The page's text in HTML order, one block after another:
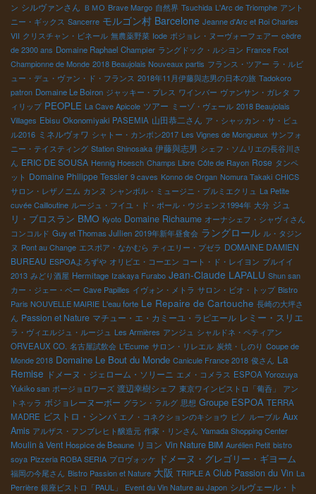
ン シルヴァンさん ＢＭО Brave Margo 自然界 Tsuchida L'Arc de Triomphe アント
ニー・ギックス Sancerre モルゴン村 Barcelone Jeanne d'Arc et Roi Charles
VII クリスチャン・ビネール 無農薬野菜 Iode ボジョレ・ヌーヴォーフェアー cèdre
de 2300 ans Domaine Raphael Champier ラングドック・ルシヨン France Foot
Championne de Monde 2018 Beaujolais Nouveaux partis フランス・ツアー ラ・ルビ
ュー・デュ・ヴァン・ド・フランス 2018年11月伊藤與志男の日本の旅 Tadokoro
patron Domaine Le Boiron ジャッキー・プレス ワインバー ヴァンサン・ガレタ フ
ィリップ PEOPLE La Cave Apicole ツアー ミーゾ・ヴェール 2018 Beaujolais
Villages Ebisu Okonomiyaki PASEMIA 山田恭二さん ア・シャッカン・サ・ビュ
ル2016 ミネルヴォワ シャトー・カンボン2017 Les Vignes de Mongueux サンフォ
ニー・テイスティング Station Shinosaka 伊藤與志男 シェフ・ソムリエの長谷川さ
ん ERIC DE SOUSA Hennig Hoesch Champs Libre Côte de Rayon Rose タンペ
ット Domaine Philippe Tessier 9 caves Konno de Organ Nomura Takaki CHICS
サロン・レザノニム カンヌ シャンボル・ミュージニ・プルミエクリュ La Petite
cuvée Cailloutine ルージュ・フイユ・ド・ポール・ウジェンヌ1994年 大分 ジュ
リ・ブロスラン BMO Kyoto Domaine Richaume オーナシェフ・シャヴィさん
コンコルド Guy et Thomas Jullien 2019年新年昼食会 ラングロール ル・タジン
ヌ Pont au Change エスポア・なかむら ティエリー・プゼラ DOMAINE DAMIEN
BUREAU ESPOAよろずや オリビエ・コーエン コート・ド・レイヨン ブルイイ
2013 みどり酒屋 Hermitage Izakaya Furabo Jean-Claude LAPALU Shun san
カー・ジェー・ベー Cave Papilles イヴォン・メトラ サロン・ビオ・トップ Bistro
Paris NOUVELLE MAIRIE L'eau forte Le Repaire de Cartouche 長崎の大坪さ
ん Passion et Nature マチュー・エ・カミーユ・ラピエール レミー・スリエ
ラ・ヴィエルジュ・ルージュ Les Armières アンジュ シャルドネ・ペティアン
ORVEAUX CO. 名古屋試飲会 L'Ecume サロン・リレエル 炭焼・しのり Coupe de
Monde 2018 Domaine Le Bout du Monde Canicule France 2018 俊さん La
Remise ドメーヌ・ジェローム・ソリーニ エメ・コメラス ESPOA Yorozuya
Yukiko san ボージョロワーズ 渡辺幸樹シェフ 東京ワインビストロ「葡呑」
アン
トネッラ ボジョレーヌーボー グラン・ラルグ 思想 Groupe ESPOA TERRA
MADRE ビストロ・シンバ エノ・コネクションのキショウ ピノ ルーブル Aux
Amis アルザス・フンブレヒト醸造元 作家・リンさん Yamada Shopping Center
Moulin à Vent Hospice de Beaune リヨン Vin Nature BIM Aurélien Petit bistro
soya Pizzeria ROBA SERIA プロヴォッケ ドメーヌ・グレゴリー・ギヨーム
福岡の今尾さん Bistro Passion et Nature 大阪 TRIPLE A Club Passion du Vin La
Perrière 銀座ビストロ「PAUL」 Event du Vin Nature au Japon シルヴェール・ト